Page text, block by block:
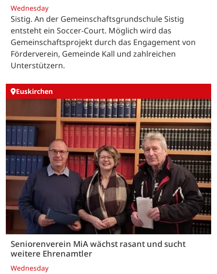
Wednesday
Sistig. An der Gemeinschaftsgrundschule Sistig
entsteht ein Soccer-Court. Möglich wird das
Gemeinschaftsprojekt durch das Engagement von
Förderverein, Gemeinde Kall und zahlreichen
Unterstützern.
Euskirchen
Seniorenverein MiA wächst rasant und sucht
weitere Ehrenamtler
Wednesday